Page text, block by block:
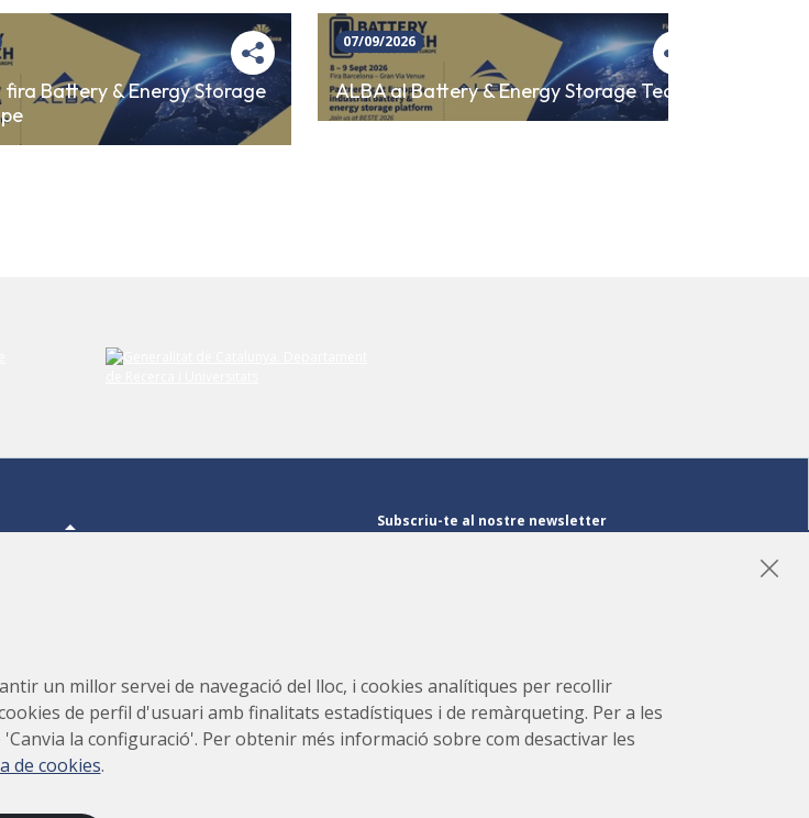
fira Battery & Energy Storage
07/09/2026
ALBA al Battery & Energy Storage Tech
de Llum Sincrotró (CELLS)
Subscriu-te al nostre newsletter
un millor servei de navegació del lloc, i cookies analítiques per recollir
de perfil d'usuari amb finalitats estadístiques i de remàrqueting. Per a les
la configuració'. Per obtenir més informació sobre com desactivar les
de cookies.